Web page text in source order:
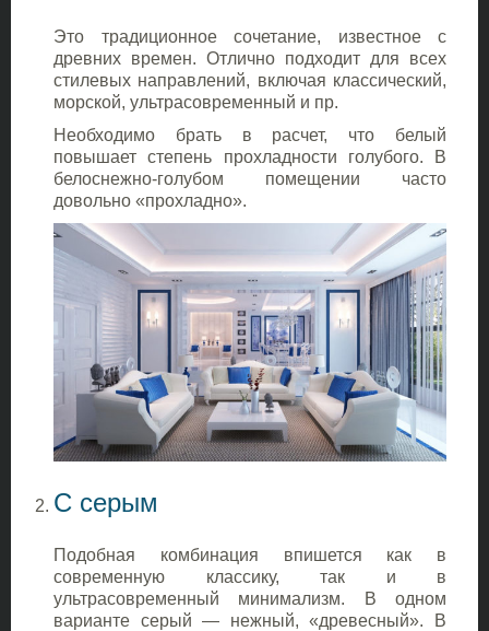
Это традиционное сочетание, известное с
древних времен. Отлично подходит для всех
стилевых направлений, включая классический,
морской, ультрасовременный и пр.
Необходимо брать в расчет, что белый
повышает степень прохладности голубого. В
белоснежно-голубом помещении часто
довольно «прохладно».
С серым
Подобная комбинация впишется как в
современную классику, так и в
ультрасовременный минимализм. В одном
варианте серый — нежный, «древесный». В